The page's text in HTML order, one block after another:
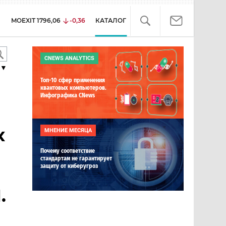
MOEXIT 1796,06 -0,36 КАТАЛОГ
CNEWS ANALYTICS
Топ-10 сфер применения
квантовых компьютеров.
Инфографика CNews
МНЕНИЕ МЕСЯЦА
Почему соответствие
стандартам не гарантирует
защиту от киберугроз